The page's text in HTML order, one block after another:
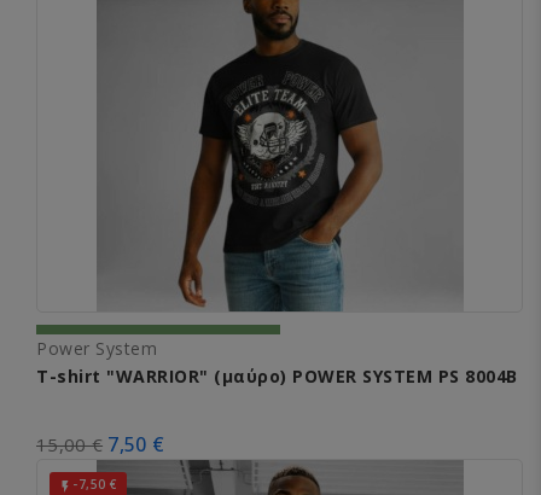
Power System
T-shirt "WARRIOR" (μαύρο) POWER SYSTEM PS 8004Β
15,00 € 7,50 €
 -7,50 €